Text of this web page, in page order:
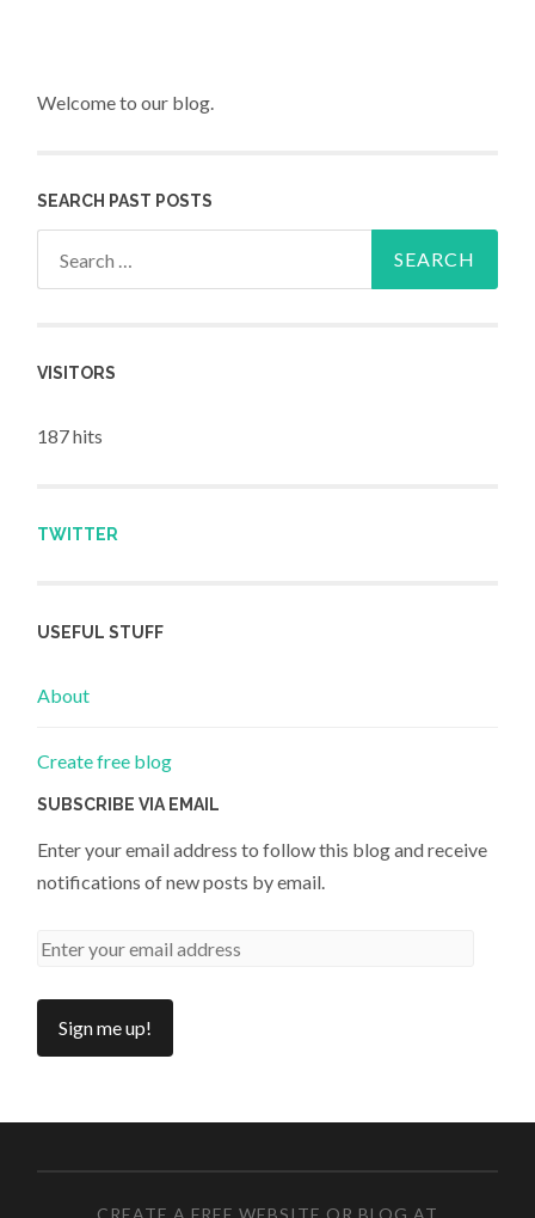
Welcome to our blog.
SEARCH PAST POSTS
VISITORS
187 hits
TWITTER
USEFUL STUFF
About
Create free blog
SUBSCRIBE VIA EMAIL
Enter your email address to follow this blog and receive
notifications of new posts by email.